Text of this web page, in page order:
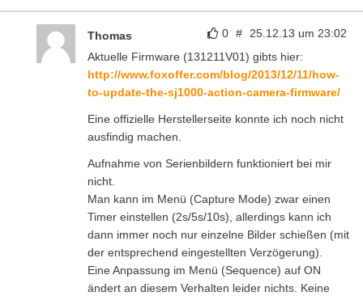
0 # 25.12.13 um 23:02
Thomas
Aktuelle Firmware (131211V01) gibts hier:
http://www.foxoffer.com/blog/2013/12/11/how-
to-update-the-sj1000-action-camera-firmware/
Eine offizielle Herstellerseite konnte ich noch nicht
ausfindig machen.
Aufnahme von Serienbildern funktioniert bei mir
nicht.
Man kann im Menü (Capture Mode) zwar einen
Timer einstellen (2s/5s/10s), allerdings kann ich
dann immer noch nur einzelne Bilder schießen (mit
der entsprechend eingestellten Verzögerung).
Eine Anpassung im Menü (Sequence) auf ON
ändert an diesem Verhalten leider nichts. Keine